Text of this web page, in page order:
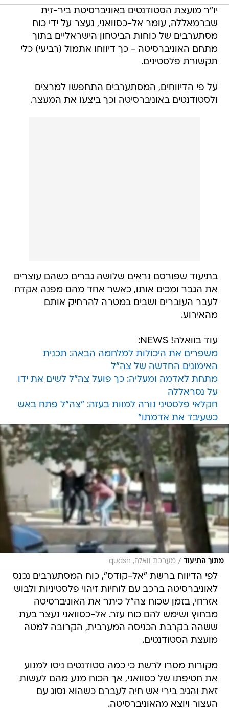
יו"ר מועצת הסטודנטים באוניברסיטת ביר-זית
שברמאללה, עומר אל-כסוואני, נעצר על ידי כוח
מסתערבים של כוחות הביטחון הישראליים בתוך
מתחם האוניברסיטה - כך דיווחו אתמול (רביעי) כלי
תקשורת פלסטינים.
על פי הדיווחים, המסתערבים התחפשו למרצים
ולסטודנטים באוניברסיטה וכך ביצעו את המעצר.
בתיעוד שפורסם נראים שלושה גברים כשהם עוצרים
את הגבר ומכים אותו, כאשר אחד מהם מפנה אקדח
לעבר העוברים ושבים במטרה להרחיק אותם
מהאירוע.
עוד בוואלה! NEWS:
משפרים את היכולות למלחמה הבאה: תכנית
האימונים החדשה של צה"ל
מתחת לאדמה ומעליה: כך פועל צה"ל לשים את ידו
על נסראללה
חקלאי פלסטיני נורה למוות בעזה: "צה"ל פתח באש
כשעיבד את אדמתו"
מתוך התיעוד / מערכת וואלה, qudsn
לפי הדיווח ברשת "אל-קודס", כוח המסתערבים נכנס
לאוניברסיטה ברכב עם לוחיות זיהוי פלסטיניות ולבוש
אזרחי, בזמן שכוח צה"ל כיתר את האוניברסיטה
מבחוץ ושימש להם כוח עזר. אל-כסוואני נעצר בעת
ששהה בקרבת הכניסה המערבית, הקרובה למטה
מועצת הסטודנטים.
מקורות מסרו לרשת כי כמה סטודנטים ניסו למנוע
את חטיפתו של כסוואני, אך הכוח מנע מהם לעשות
זאת והגיב בירי אש חיה לעברם כשהוא נסוג עם
העצור ויוצא מהאוניברסיטה.